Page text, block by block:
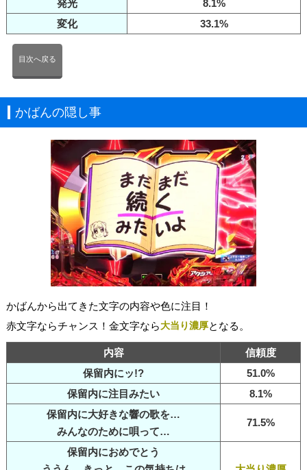
発光
8.1%
変化
33.1%
目次へ戻る
かばんの隠し事
かばんから出てきた文字の内容や色に注目！
赤文字ならチャンス！金文字なら大当り濃厚となる。
内容
信頼度
保留内にッ!?
51.0%
保留内に注目みたい
8.1%
保留内に大好きな響の歌を…
みんなのために唄って…
71.5%
保留内におめでとう